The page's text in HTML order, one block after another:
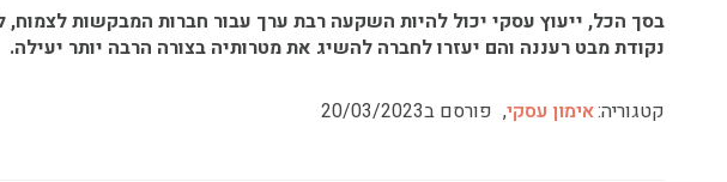
בסך הכל, ייעוץ עסקי יכול להיות השקעה רבת ערך עבור חברות המבקשותלצמוח,
נקודת מבט רעננה והם יעזרו לחברה להשיג את מטרותיה בצורה הרבה יותר יעילה.
קטגוריה:אימון עסקי, פורסם ב20/03/2023